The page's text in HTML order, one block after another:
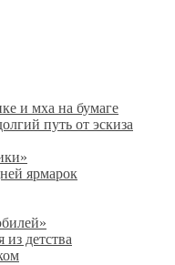
и мха на бумаге
путь от эскиза
ярмарок
детства